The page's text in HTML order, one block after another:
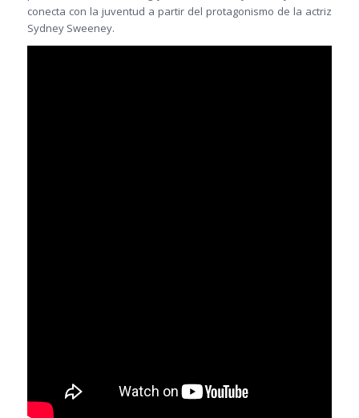
conecta con la juventud a partir del protagonismo de la actriz
Sydney Sweeney.